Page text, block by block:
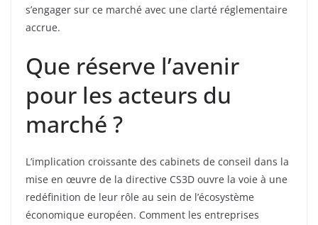
s’engager sur ce marché avec une clarté réglementaire
accrue.
Que réserve l’avenir
pour les acteurs du
marché ?
L’implication croissante des cabinets de conseil dans la
mise en œuvre de la directive CS3D ouvre la voie à une
redéfinition de leur rôle au sein de l’écosystème
économique européen. Comment les entreprises